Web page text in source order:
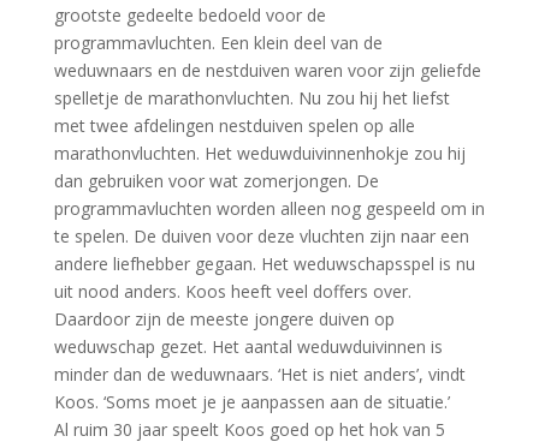
grootste gedeelte bedoeld voor de
programmavluchten. Een klein deel van de
weduwnaars en de nestduiven waren voor zijn geliefde
spelletje de marathonvluchten. Nu zou hij het liefst
met twee afdelingen nestduiven spelen op alle
marathonvluchten. Het weduwduivinnenhokje zou hij
dan gebruiken voor wat zomerjongen. De
programmavluchten worden alleen nog gespeeld om in
te spelen. De duiven voor deze vluchten zijn naar een
andere liefhebber gegaan. Het weduwschapsspel is nu
uit nood anders. Koos heeft veel doffers over.
Daardoor zijn de meeste jongere duiven op
weduwschap gezet. Het aantal weduwduivinnen is
minder dan de weduwnaars. ‘Het is niet anders’, vindt
Koos. ‘Soms moet je je aanpassen aan de situatie.’
Al ruim 30 jaar speelt Koos goed op het hok van 5